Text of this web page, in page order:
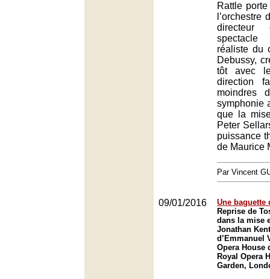
Rattle
l’orchestre
spectacle
réaliste du
Debussy,
tôt avec
direction
moindres
symphonie
que la
Peter
puissance
de Maurice
Par Vincent
09/01/2016
Une baguette
Reprise de
dans la mise
Jonathan
d’Emmanuel
Opera House
Royal Opera
Garden,